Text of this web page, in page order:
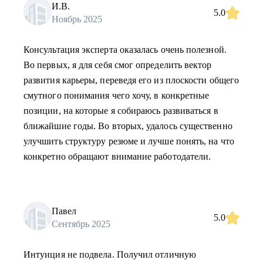
И.В.
Ноябрь 2025
5.0
Консультация эксперта оказалась очень полезной.
Во первых, я для себя смог определить вектор
развития карьеры, переведя его из плоскости общего
смутного понимания чего хочу, в конкретные
позиции, на которые я собираюсь развиваться в
ближайшие годы. Во вторых, удалось существенно
улучшить структуру резюме и лучше понять, на что
конкретно обращают внимание работодатели.
Павел
Сентябрь 2025
5.0
Интуиция не подвела. Получил отличную